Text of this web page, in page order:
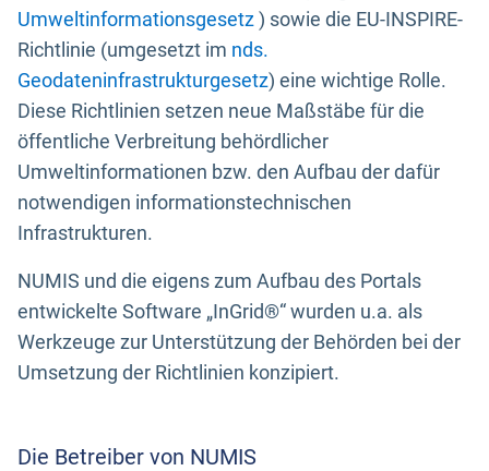
Umweltinformationsgesetz) sowie die EU-INSPIRE-
Richtlinie (umgesetzt im nds.
Geodateninfrastrukturgesetz) eine wichtige Rolle.
Diese Richtlinien setzen neue Maßstäbe für die
öffentliche Verbreitung behördlicher
Umweltinformationen bzw. den Aufbau der dafür
notwendigen informationstechnischen
Infrastrukturen.
NUMIS und die eigens zum Aufbau des Portals
entwickelte Software „InGrid®“ wurden u.a. als
Werkzeuge zur Unterstützung der Behörden bei der
Umsetzung der Richtlinien konzipiert.
Die Betreiber von NUMIS